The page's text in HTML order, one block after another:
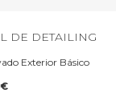
DE DETAILING
Exterior Básico